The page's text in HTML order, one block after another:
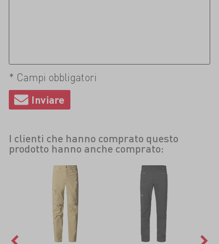
* Campi obbligatori
I clienti che hanno comprato questo
prodotto hanno anche comprato: